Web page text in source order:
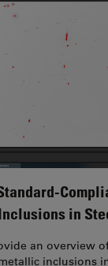
in
an overview
inclusions